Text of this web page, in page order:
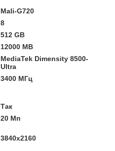
Mali-G720
8
512 GB
12000 MB
MediaTek Dimensity 8500-
Ultra
3400 МГц
Так
20 Мп
3840x2160